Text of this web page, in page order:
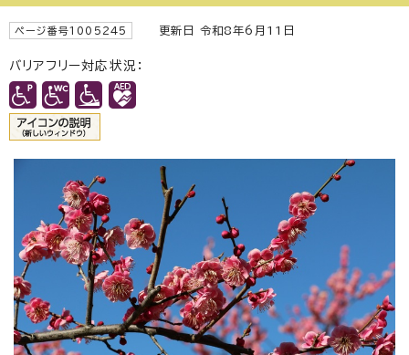
ページ番号1005245 更新日 令和8年6月11日
バリアフリー対応状況：